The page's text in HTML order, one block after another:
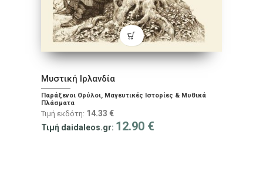
Μυστική Ιρλανδία
Παράξενοι Θρύλοι, Μαγευτικές Ιστορίες & Μυθικά
Πλάσματα
Τιμή εκδότη: 14.33 €
Τιμή daidaleos.gr: 12.90 €